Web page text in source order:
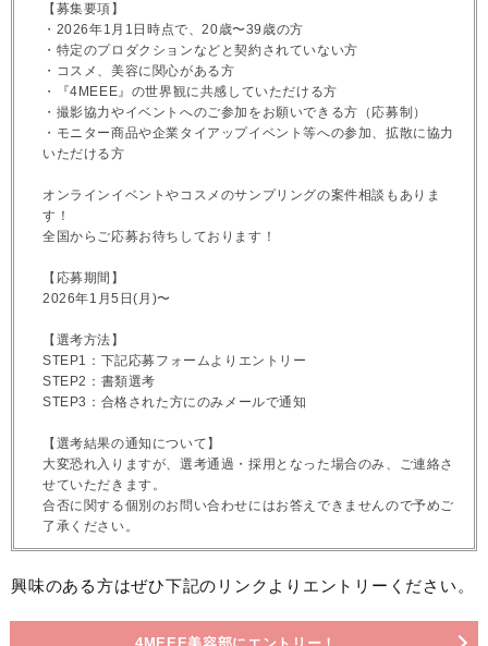
【募集要項】
・2026年1月1日時点で、20歳〜39歳の方
・特定のプロダクションなどと契約されていない方
・コスメ、美容に関心がある方
・『4MEEE』の世界観に共感していただける方
・撮影協力やイベントへのご参加をお願いできる方（応募制）
・モニター商品や企業タイアップイベント等への参加、拡散に協力
いただける方
オンラインイベントやコスメのサンプリングの案件相談もありま
す！
全国からご応募お待ちしております！
【応募期間】
2026年1月5日(月)〜
【選考方法】
STEP1：下記応募フォームよりエントリー
STEP2：書類選考
STEP3：合格された方にのみメールで通知
【選考結果の通知について】
大変恐れ入りますが、選考通過・採用となった場合のみ、ご連絡さ
せていただきます。
合否に関する個別のお問い合わせにはお答えできませんので予めご
了承ください。
興味のある方はぜひ下記のリンクよりエントリーください。